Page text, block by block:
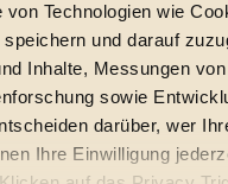
Technologien wie
und darauf
Inhalte, Messungen von
sowie
darüber, wer
Ihre Einwilligung